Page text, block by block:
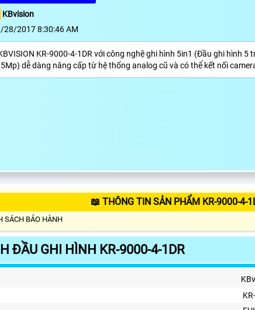
KBvision
28/2017 8:30:46 AM
KR-9000-4-1DR với công nghệ ghi hình 5in1 (Đầu ghi hình
dễ dàng nâng cấp từ hệ thống analog cũ và có thể kết nối
📖 THÔNG TIN SẢN PHẨM KR-9000-4-
SÁCH BẢO HÀNH
ĐẦU GHI HÌNH KR-9000-4-1DR